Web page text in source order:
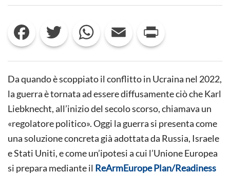
PRECARIE,
TERZA
GUERRA
MONDIALE.
LESSICO
PER
LE
LOTTE
DEL
PRESENTE
Facebook Twitter WhatsApp Email
Da quando è scoppiato il conflitto in Ucraina nel 2022,
la guerra è tornata ad essere diffusamente ciò che Karl
Liebknecht, all’inizio del secolo scorso, chiamava un
«regolatore politico». Oggi la guerra si presenta come
una soluzione concreta già adottata da Russia, Israele
e Stati Uniti, e come un’ipotesi a cui l’Unione Europea
si prepara mediante il ReArmEurope Plan/Readiness